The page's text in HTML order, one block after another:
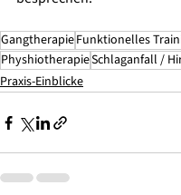
GangtherapieFunktionelles
PhyshiotherapieSchlaganfall /
Praxis-Einblicke